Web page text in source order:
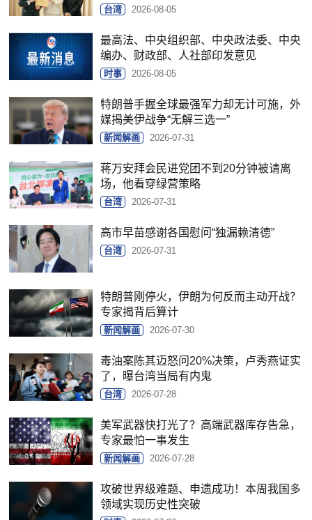
台湾 2026-08-05
最高法、中央组织部、中央政法委、中央
编办、财政部、人社部印发意见
时事 2026-08-05
特朗普手握全球最强军力却无计可施，外
媒揭美伊战争“无解三选一”
新闻解画 2026-07-31
蒋万安拜会民进党团不到20分钟被请离
场，他看穿绿营策略
台湾 2026-07-31
高市早苗感谢各国慰问“独漏赖清德”
台湾 2026-07-31
特朗普刚停火，伊朗为何反而主动开战？
专家揭背后算计
新闻解画 2026-07-30
毒油案陈其迈怒问20%决策，卢秀燕证实
了，曝台湾当局有内鬼
台湾 2026-07-28
美军武器快打光了？高端武器库存告急，
专家最怕一事发生
新闻解画 2026-07-28
攻破世界级难题、申遗成功！本周我国多
领域实现历史性突破